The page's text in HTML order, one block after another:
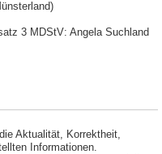
3 MDStV: Angela Suchland
Aktualität, Korrektheit,
Informationen.